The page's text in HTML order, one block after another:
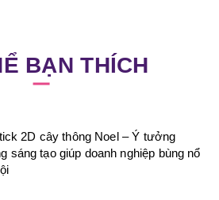
BẠN THÍCH
2D cây thông Noel – Ý tưởng
sáng tạo giúp doanh nghiệp bùng nổ